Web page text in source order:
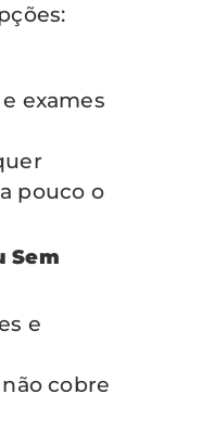
exames
pouco o
Sem
e
cobre